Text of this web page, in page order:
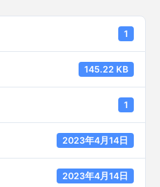
1
145.22 KB
1
2023年4月14日
2023年4月14日